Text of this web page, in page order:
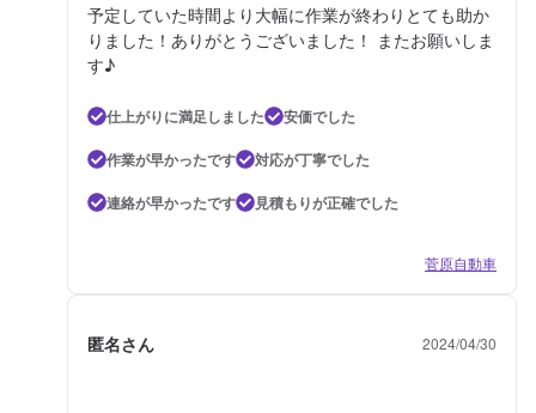
予定していた時間より大幅に作業が終わりとても助か
りました！ありがとうございました！ またお願いしま
す♪
仕上がりに満足しました
安価でした
作業が早かったです
対応が丁寧でした
連絡が早かったです
見積もりが正確でした
菅原自動車
匿名さん 2024/04/30